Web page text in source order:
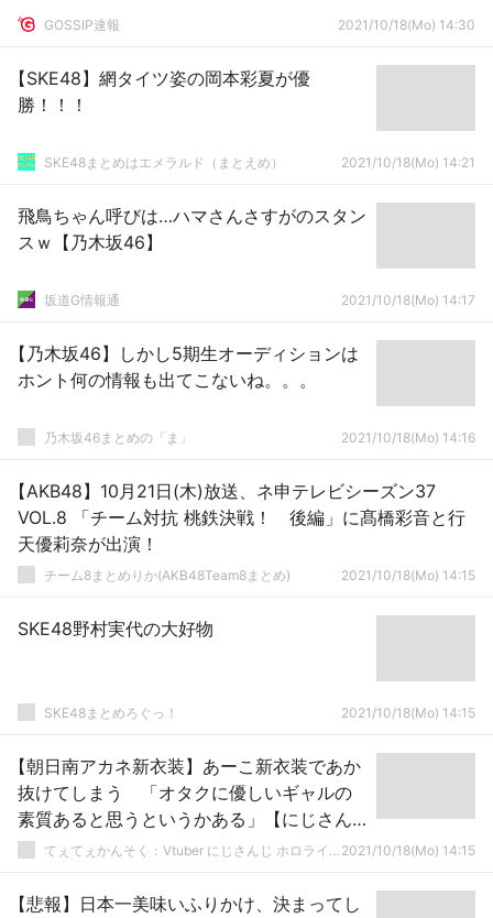
GOSSIP速報 2021/10/18(Mo) 14:30
【SKE48】網タイツ姿の岡本彩夏が優
勝！！！
SKE48まとめはエメラルド（まとえめ） 2021/10/18(Mo) 14:21
飛鳥ちゃん呼びは…ハマさんさすがのスタン
スｗ【乃木坂46】
坂道G情報通 2021/10/18(Mo) 14:17
【乃木坂46】しかし5期生オーディションは
ホント何の情報も出てこないね。。。
乃木坂46まとめの「ま」 2021/10/18(Mo) 14:16
【AKB48】10月21日(木)放送、ネ申テレビシーズン37
VOL.8 「チーム対抗 桃鉄決戦！ 後編」に髙橋彩音と行
天優莉奈が出演！
チーム8まとめりか(AKB48Team8まとめ) 2021/10/18(Mo) 14:15
SKE48野村実代の大好物
SKE48まとめろぐっ！ 2021/10/18(Mo) 14:15
【朝日南アカネ新衣装】あーこ新衣装であか
抜けてしまう 「オタクに優しいギャルの
素質あると思うというかある」【にじさん
じ】
てぇてぇかんそく：Vtuber にじさんじ ホロライブまとめ 2021/10/18(Mo) 14:15
【悲報】日本一美味いふりかけ、決まってし